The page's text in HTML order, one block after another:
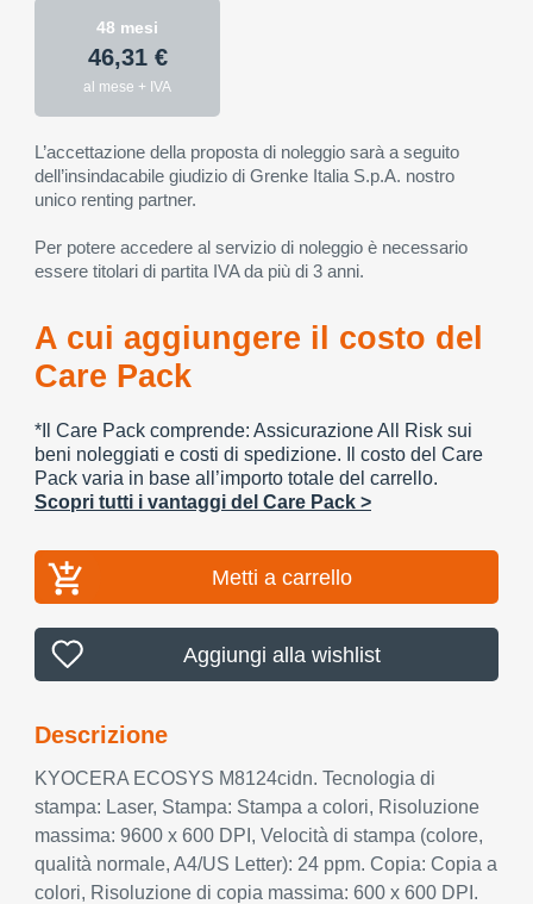
48 mesi
46,31 €
al mese + IVA
L’accettazione della proposta di noleggio sarà a seguito
dell’insindacabile giudizio di Grenke Italia S.p.A. nostro
unico renting partner.
Per potere accedere al servizio di noleggio è necessario
essere titolari di partita IVA da più di 3 anni.
A cui aggiungere il costo del
Care Pack
*Il Care Pack comprende: Assicurazione All Risk sui
beni noleggiati e costi di spedizione. Il costo del Care
Pack varia in base all’importo totale del carrello.
Scopri tutti i vantaggi del Care Pack >
Metti a carrello
Aggiungi alla wishlist
Descrizione
KYOCERA ECOSYS M8124cidn. Tecnologia di
stampa: Laser, Stampa: Stampa a colori, Risoluzione
massima: 9600 x 600 DPI, Velocità di stampa (colore,
qualità normale, A4/US Letter): 24 ppm. Copia: Copia a
colori, Risoluzione di copia massima: 600 x 600 DPI.